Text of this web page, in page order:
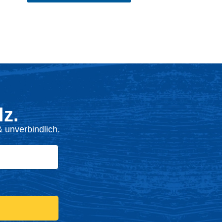
unverbindlich.